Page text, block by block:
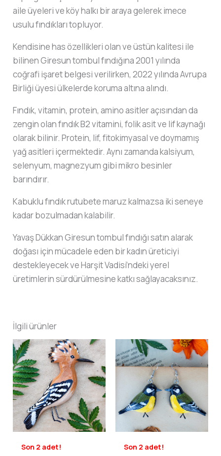
aile üyeleri ve köy halkı bir araya gelerek imece
usulu fındıkları topluyor.
Kendisine has özellikleri olan ve üstün kalitesi ile
bilinen Giresun tombul fındığına 2001 yılında
coğrafi işaret belgesi verilirken, 2022 yılında Avrupa
Birliği üyesi ülkelerde koruma altına alındı.
Fındık, vitamin, protein, amino asitler açısından da
zengin olan fındık B2 vitamini, folik asit ve lif kaynağı
olarak bilinir. Protein, lif, fitokimyasal ve doymamış
yağ asitleri içermektedir. Aynı zamanda kalsiyum,
selenyum, magnezyum gibi mikro besinler
barındırır.
Kabuklu fındık rutubete maruz kalmazsa iki seneye
kadar bozulmadan kalabilir.
Yavaş Dükkan Giresun tombul fındığı satın alarak
doğası için mücadele eden bir kadın üreticiyi
destekleyecek ve Harşit Vadisi’ndeki yerel
üretimlerin sürdürülmesine katkı sağlayacaksınız.
İlgili ürünler
Son 2 adet! Son 2 adet!